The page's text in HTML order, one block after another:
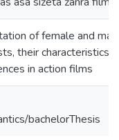
of female and
their characteristics
in action films
bachelorThesis